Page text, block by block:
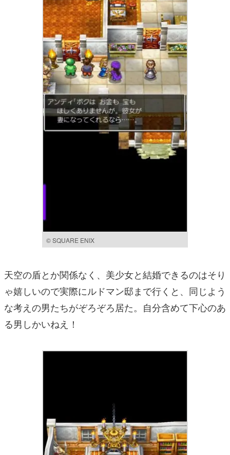
© SQUARE ENIX
天空の盾とか関係なく、美少女と結婚できるのはそり
ゃ嬉しいので実際にルドマン邸まで行くと、同じよう
な考えの男たちがぞろぞろ居た。自分含めて下心のあ
る男しかいねえ！